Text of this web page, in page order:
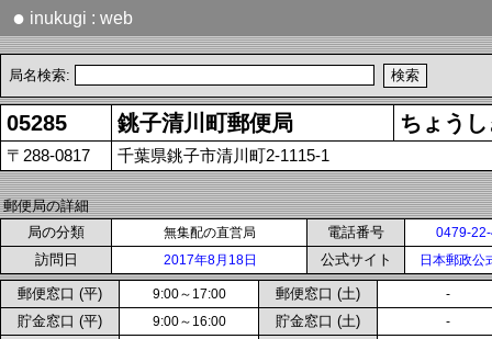
● inukugi : web
局名検索:
05285 銚子清川町郵便局 ちょう
〒288-0817 千葉県銚子市清川町2-1115-1
郵便局の詳細
局の分類
無集配の直営局 電話番号 0479-
訪問日 2017年8月18日 公式サイト 日本郵政公
郵便窓口 (平) 9:00～17:00 郵便窓口 (土) -
貯金窓口 (平) 9:00～16:00 貯金窓口 (土) -